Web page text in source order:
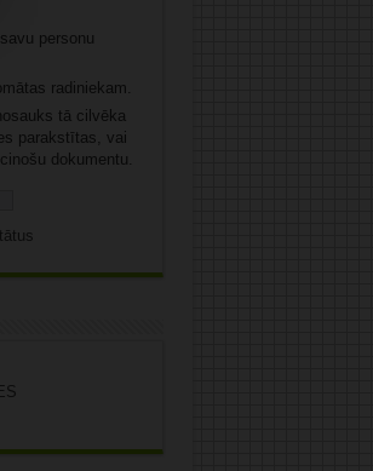
personu
radiniekam.
tā cilvēka
parakstītas, vai
dokumentu.